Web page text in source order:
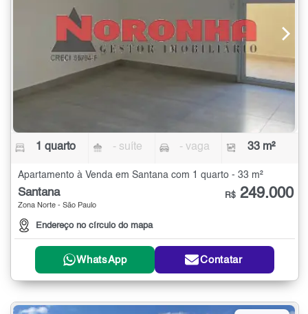
1 quarto - suíte - vaga 33 m²
Apartamento à Venda em Santana com 1 quarto - 33 m²
Santana
Zona Norte - São Paulo
Endereço no círculo do mapa
R$ 249.000
WhatsApp Contatar